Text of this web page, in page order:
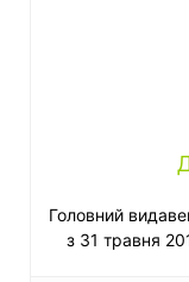
Головний
з 31 травня